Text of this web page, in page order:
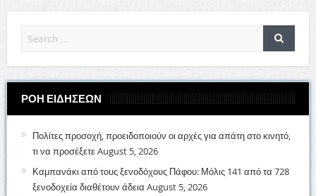
ΡΟΗ ΕΙΔΗΣΕΩΝ
Πολίτες προσοχή, προειδοποιούν οι αρχές για απάτη στο κινητό,
τι να προσέξετεAugust 5, 2026
Καμπανάκι από τους ξενοδόχους Πάφου: Μόλις 141 από τα 728
ξενοδοχεία διαθέτουν άδεια August 5, 2026